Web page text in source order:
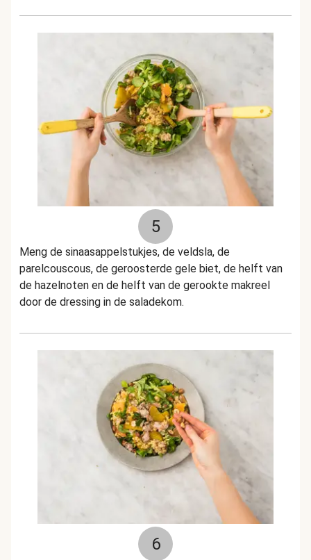
5
Meng de sinaasappelstukjes, de veldsla, de
parelcouscous, de geroosterde gele biet, de helft van
de hazelnoten en de helft van de gerookte makreel
door de dressing in de saladekom.
6